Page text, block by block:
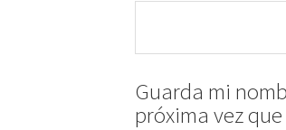
Guarda mi
próxima vez